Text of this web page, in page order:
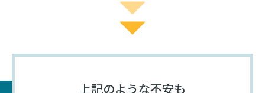
上記のような不安も